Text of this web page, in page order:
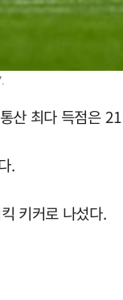
산 최다 득점은
.
키커로 나섰다.